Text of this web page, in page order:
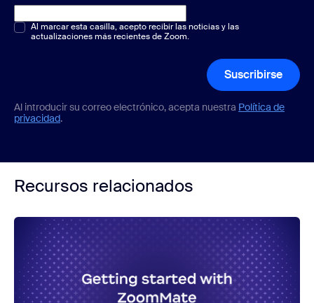
Opción múltiple o única*
Al marcar esta casilla, acepto recibir las noticias y las
actualizaciones más recientes de Zoom.
Suscribirse
Al introducir su correo electrónico, acepta nuestra Política de
privacidad.
Recursos relacionados